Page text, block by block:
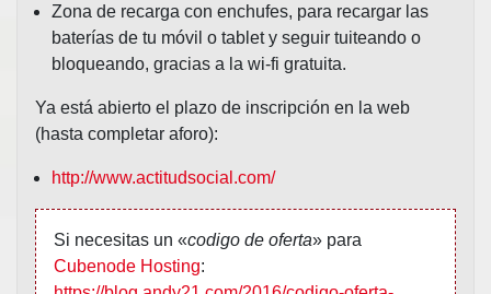
Zona de recarga con enchufes, para recargar las
baterías de tu móvil o tablet y seguir tuiteando o
bloqueando, gracias a la wi-fi gratuita.
Ya está abierto el plazo de inscripción en la web
(hasta completar aforo):
http://www.actitudsocial.com/
Si necesitas un «codigo de oferta» para
Cubenode Hosting: